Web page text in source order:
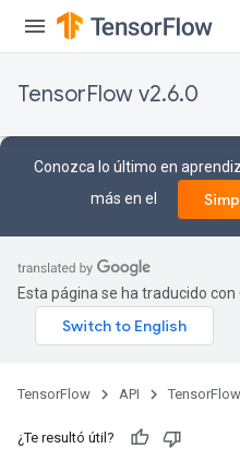
TensorFlow v2.6.0
Conozca lo último en
más en el
Esta página se ha traducido con
TensorFlow API
¿Te resultó útil?